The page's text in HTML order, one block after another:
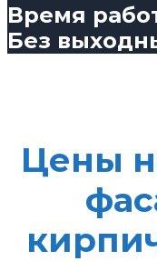
Время
Без
Цены